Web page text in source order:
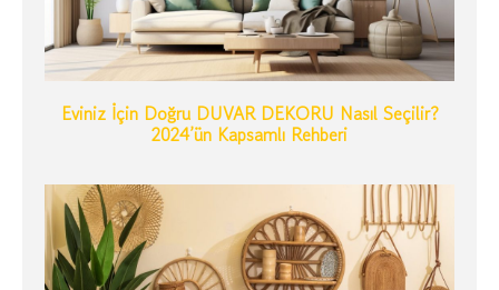
Eviniz İçin Doğru DUVAR DEKORU Nasıl Seçilir?
2024’ün Kapsamlı Rehberi